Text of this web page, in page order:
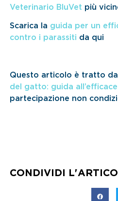
Veterinario BluVet più
Scarica la guida per un
contro i parassiti da qui
Questo articolo è tratto
del gatto: guida
partecipazione non
CONDIVIDI